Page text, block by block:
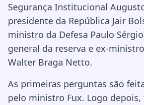
Segurança Institucional
presidente da República Jair
ministro da Defesa Paulo
general da reserva e ex-
Walter Braga Netto.
As primeiras perguntas são
pelo ministro Fux. Logo depois,